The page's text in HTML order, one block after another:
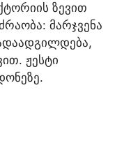
ზევით
მარჯვენა
ჟესტი